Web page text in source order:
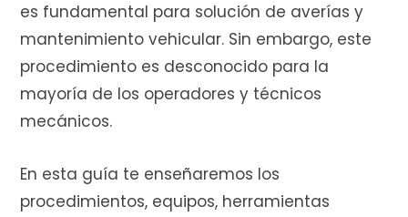
es fundamental para solución de averías y
mantenimiento vehicular. Sin embargo, este
procedimiento es desconocido para la
mayoría de los operadores y técnicos
mecánicos.
En esta guía te enseñaremos los
procedimientos, equipos, herramientas